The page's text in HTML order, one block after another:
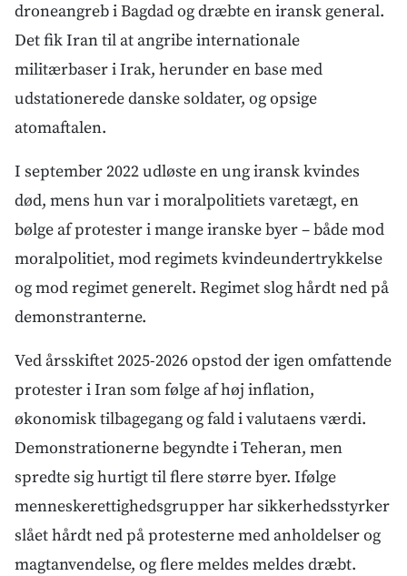
droneangreb i Bagdad og dræbte en iransk general.
Det fik Iran til at angribe internationale
militærbaser i Irak, herunder en base med
udstationerede danske soldater, og opsige
atomaftalen.
I september 2022 udløste en ung iransk kvindes
død, mens hun var i moralpolitiets varetægt, en
bølge af protester i mange iranske byer – både mod
moralpolitiet, mod regimets kvindeundertrykkelse
og mod regimet generelt. Regimet slog hårdt ned på
demonstranterne.
Ved årsskiftet 2025-2026 opstod der igen omfattende
protester i Iran som følge af høj inflation,
økonomisk tilbagegang og fald i valutaens værdi.
Demonstrationerne begyndte i Teheran, men
spredte sig hurtigt til flere større byer. Ifølge
menneskerettighedsgrupper har sikkerhedsstyrker
slået hårdt ned på protesterne med anholdelser og
magtanvendelse, og flere meldes meldes dræbt.